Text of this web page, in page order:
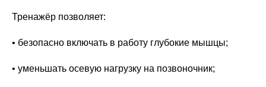
Тренажёр позволяет:
• безопасно включать в работу глубокие мышцы;
• уменьшать осевую нагрузку на позвоночник;